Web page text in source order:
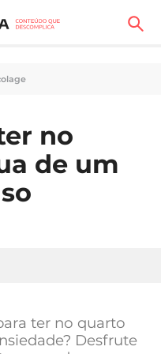
no
de um
ter no quarto
Desfrute